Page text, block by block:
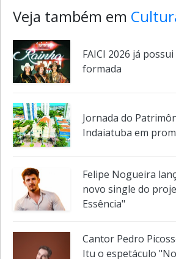
Veja também em
formada
Indaiatuba em
Felipe Nogueira
novo single do
Essência"